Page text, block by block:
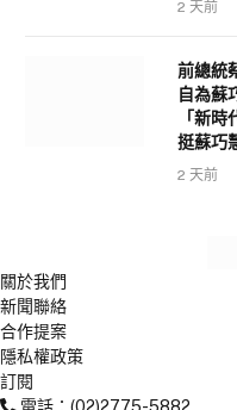
2 天前
前總統
自為蘇
「新
挺蘇巧
2 天前
關於我們
新聞聯絡
合作提案
隱私權政策
訂閱